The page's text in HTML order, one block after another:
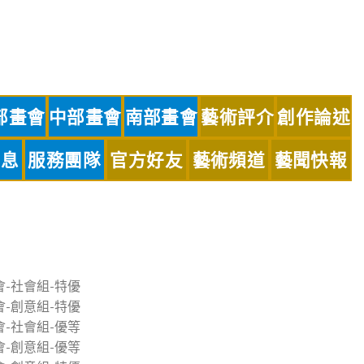
畫會 中部畫會 南部畫會藝術評介創作論述
服務團隊 官方好友 藝術頻道 藝聞快報
-社會組-特優
-創意組-特優
-社會組-優等
-創意組-優等